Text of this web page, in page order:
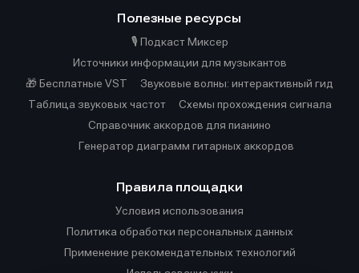
Полезные ресурсы
🎙️ Подкаст Миксер
Источники информации для музыкантов
🎁 Бесплатные VST
Звуковые волны: интерактивный гид
Таблица звуковых частот
Cхемы прохождения сигнала
Справочник аккордов для пианино
Генератор диаграмм гитарных аккордов
Правила площадки
Условия использования
Политика обработки персональных данных
Применение рекомендательных технологий